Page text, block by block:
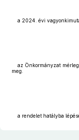
a 2024. évi
az Önkormányzat
meg.
a rendelet hatályba